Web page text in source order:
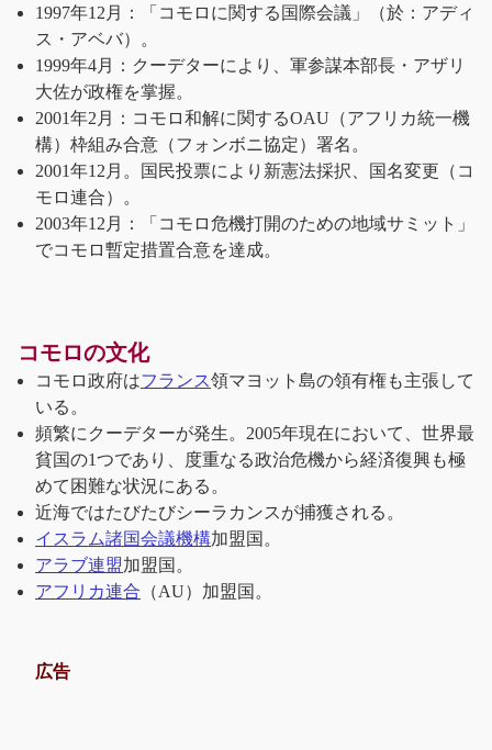
1997年12月：「コモロに関する国際会議」（於：アディ
ス・アベバ）。
1999年4月：クーデターにより、軍参謀本部長・アザリ
大佐が政権を掌握。
2001年2月：コモロ和解に関するOAU（アフリカ統一機
構）枠組み合意（フォンボニ協定）署名。
2001年12月。国民投票により新憲法採択、国名変更（コ
モロ連合）。
2003年12月：「コモロ危機打開のための地域サミット」
でコモロ暫定措置合意を達成。
コモロの文化
コモロ政府はフランス領マヨット島の領有権も主張して
いる。
頻繁にクーデターが発生。2005年現在において、世界最
貧国の1つであり、度重なる政治危機から経済復興も極
めて困難な状況にある。
近海ではたびたびシーラカンスが捕獲される。
イスラム諸国会議機構加盟国。
アラブ連盟加盟国。
アフリカ連合 （AU）加盟国。
広告